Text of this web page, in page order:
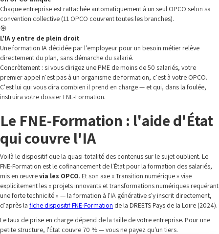
Chaque entreprise est rattachée automatiquement à un seul OPCO selon sa
convention collective (11 OPCO couvrent toutes les branches).
🎯
L'IA y entre de plein droit
Une formation IA décidée par l'employeur pour un besoin métier relève
directement du plan, sans démarche du salarié.
Concrètement : si vous dirigez une PME de moins de 50 salariés, votre
premier appel n'est pas à un organisme de formation, c'est à votre OPCO.
C'est lui qui vous dira combien il prend en charge — et qui, dans la foulée,
instruira votre dossier FNE-Formation.
Le FNE-Formation : l'aide d'État
qui couvre l'IA
Voilà le dispositif que la quasi-totalité des contenus sur le sujet oublient. Le
FNE-Formation est le cofinancement de l'État pour la formation des salariés,
mis en œuvrevia les OPCO. Et son axe « Transition numérique » vise
explicitement les « projets innovants et transformations numériques requérant
une forte technicité » — la formation à l'IA générative s'y inscrit directement,
d'après la fiche dispositif FNE-Formation de la DREETS Pays de la Loire (2024).
Le taux de prise en charge dépend de la taille de votre entreprise. Pour une
petite structure, l'État couvre 70 % — vous ne payez qu'un tiers.